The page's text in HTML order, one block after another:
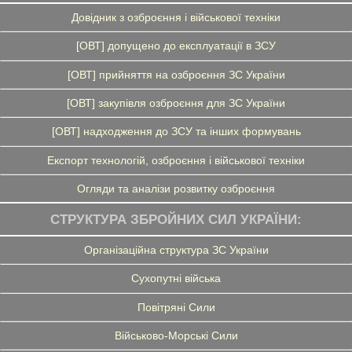
Довідник з озброєння і військової техніки
[ОВТ] допущено до експлуатації в ЗСУ
[ОВТ] прийняття на озброєння ЗС України
[ОВТ] закупівля озброєння для ЗС України
[ОВТ] надходження до ЗСУ та інших формувань
Експорт технологій, озброєння і військової техніки
Огляди та аналізи розвитку озброєння
СТРУКТУРА ЗБРОЙНИХ СИЛ УКРАЇНИ:
Організаційна структура ЗС України
Сухопутні війська
Повітряні Сили
Військово-Морські Сили